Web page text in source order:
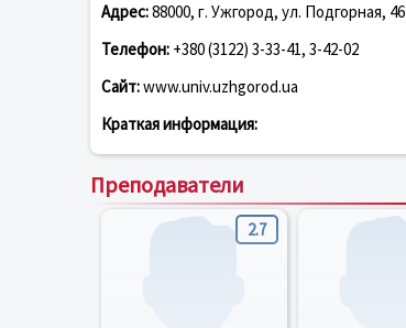
Адрес:88000, г. Ужгород, ул. Подгорная, 46
Телефон: +380 (3122) 3-33-41, 3-42-02
Сайт:www.univ.uzhgorod.ua
Краткая информация:
Преподаватели
2.7